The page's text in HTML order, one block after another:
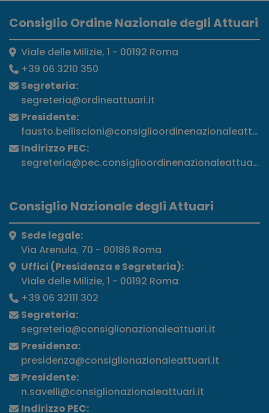
Consiglio Ordine Nazionale degli Attuari
Viale delle Milizie, 1 - 00192 Roma
+39 06 3210 350
Segreteria:
segreteria@ordineattuari.it
Presidente:
Indirizzo PEC:
segreteria@pec.consiglioordinenazionaleattuari.it
Consiglio Nazionale degli Attuari
Sede legale:
Via Arenula, 70 - 00186 Roma
Uffici (Presidenza e Segreteria):
Viale delle Milizie, 1 - 00192 Roma
+39 06 32111 302
Segreteria:
segreteria@consiglionazionaleattuari.it
Presidenza:
presidenza@consiglionazionaleattuari.it
Presidente:
n.savelli@consiglionazionaleattuari.it
Indirizzo PEC: